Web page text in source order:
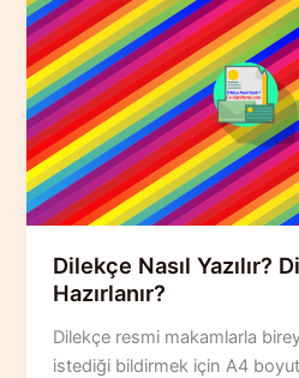
Dilekçe Nasıl Yazılır?
Hazırlanır?
Dilekçe resmi makamlarla
istediği bildirmek için A4